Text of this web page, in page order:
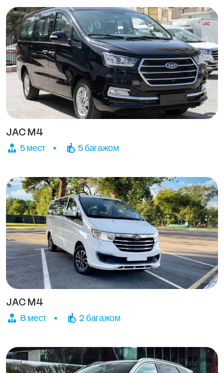
JAC M4
5 мест 5 багажом
JAC M4
8 мест 2 багажом